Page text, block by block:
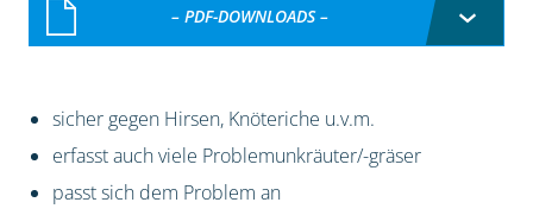
– PDF-DOWNLOADS –
sicher gegen Hirsen, Knöteriche u.v.m.
erfasst auch viele Problemunkräuter/-gräser
passt sich dem Problem an